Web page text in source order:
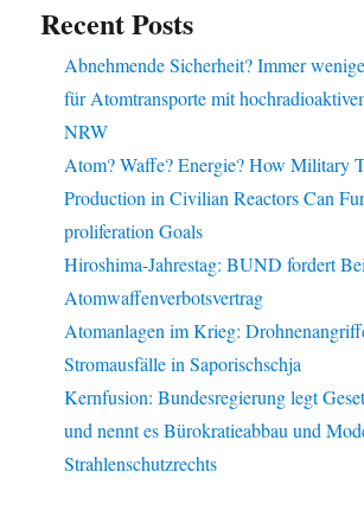
Recent Posts
Abnehmende Sicherheit? Immer
für Atomtransporte mit
NRW
Atom? Waffe? Energie? How Military
Production in Civilian Reactors Can
proliferation Goals
Hiroshima-Jahrestag: BUND fordert
Atomwaffenverbotsvertrag
Atomanlagen im Krieg:
Stromausfälle in Saporischschja
Kernfusion: Bundesregierung legt
und nennt es Bürokratieabbau und
Strahlenschutzrechts